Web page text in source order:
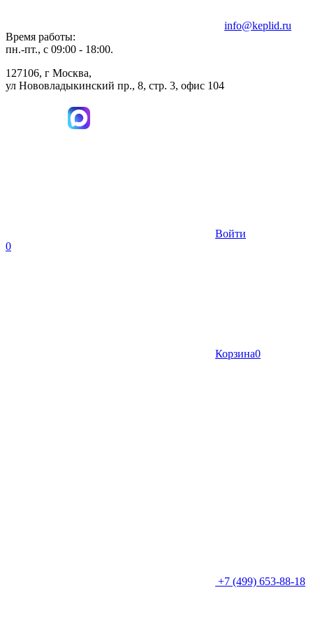
Время работы:
пн.-пт., с 09:00 - 18:00.
127106, г Москва,
ул Нововладыкинский пр., 8, стр. 3, офис 104
info@keplid.ru
Войти
0
Корзина0
+7 (499) 653-88-18